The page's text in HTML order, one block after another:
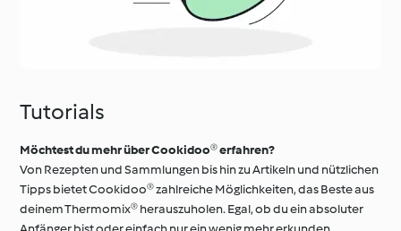
Tutorials
Möchtest du mehr über Cookidoo® erfahren?
Von Rezepten und Sammlungen bis hin zu Artikeln und nützlichen
Tipps bietet Cookidoo® zahlreiche Möglichkeiten, das Beste aus
deinem Thermomix® herauszuholen. Egal, ob du ein absoluter